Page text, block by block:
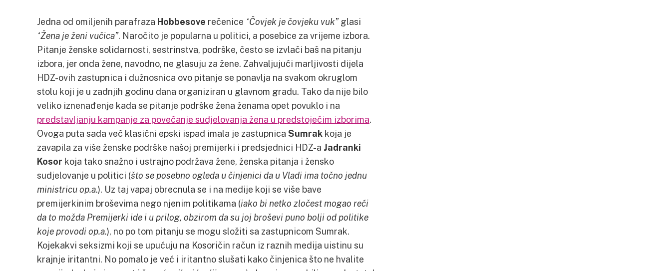
Jedna od omiljenih parafraza Hobbesove rečenice “Čovjek je čovjeku vuk”glasi
“Žena je ženi vučica”. Naročito je popularna u politici, a posebice za vrijeme izbora.
Pitanje ženske solidarnosti, sestrinstva, podrške, često se izvlači baš na pitanju
izbora, jer onda žene, navodno, ne glasuju za žene. Zahvaljujući marljivosti dijela
HDZ-ovih zastupnica i dužnosnica ovo pitanje se ponavlja na svakom okruglom
stolu koji je u zadnjih godinu dana organiziran u glavnom gradu. Tako da nije bilo
veliko iznenađenje kada se pitanje podrške žena ženama opet povuklo i na
predstavljanju kampanje za povećanje sudjelovanja žena u predstojećim izborima.
Ovoga puta sada već klasični epski ispad imala je zastupnica Sumrak koja je
zavapila za više ženske podrške našoj premijerki i predsjednici HDZ-a Jadranki
Kosor koja tako snažno i ustrajno podržava žene, ženska pitanja i žensko
sudjelovanje u politici (što se posebno ogleda u činjenici da u Vladi ima točno jednu
ministricu op.a.). Uz taj vapaj obrecnula se i na medije koji se više bave
premijerkinim broševima nego njenim politikama (iako bi netko zločest mogao reći
da to možda Premijerki ide i u prilog, obzirom da su joj broševi puno bolji od politike
koje provodi op.a.), no po tom pitanju se mogu složiti sa zastupnicom Sumrak.
Kojekakvi seksizmi koji se upućuju na Kosoričin račun iz raznih medija uistinu su
krajnje iritantni. No pomalo je već i iritantno slušati kako činjenica što ne hvalite